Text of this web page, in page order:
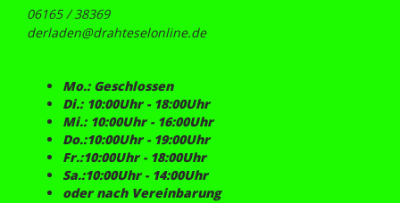
06165 / 38369
derladen@drahteselonline.de
Mo.: Geschlossen
Di.: 10:00Uhr - 18:00Uhr
Mi.: 10:00Uhr - 16:00Uhr
Do.:10:00Uhr - 19:00Uhr
Fr.:10:00Uhr - 18:00Uhr
Sa.:10:00Uhr - 14:00Uhr
oder nach Vereinbarung